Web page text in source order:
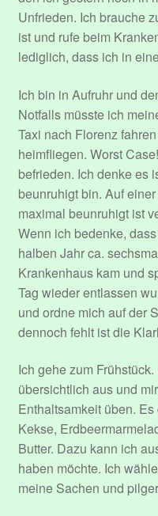
Performers
Register
Registrieren
Registrieren
Dein Abonnement.
Edit Your Profile
Hallo und Herzlich
Update Billing Card
Submit Event
Über mich.
User Profile
Unfrieden. Ich brauche
ist und rufe beim
lediglich, dass ich in
Ich bin in Aufruhr und
Notfalls müsste ich
Taxi nach Florenz
heimfliegen. Worst
befrieden. Ich denke es
beunruhigt bin. Auf
maximal beunruhigt ist
Wenn ich bedenke,
halben Jahr ca.
Krankenhaus kam und
Tag wieder entlassen
und ordne mich auf der
dennoch fehlt ist die
Ich gehe zum
übersichtlich aus und
Enthaltsamkeit üben.
Kekse,
Butter. Dazu kann ich
haben möchte. Ich
meine Sachen und